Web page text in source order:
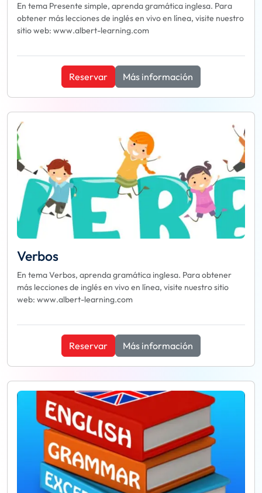
En tema Presente simple, aprenda gramática inglesa. Para
obtener más lecciones de inglés en vivo en línea, visite nuestro
sitio web: www.albert-learning.com
Reservar Más información
Verbos
En tema Verbos, aprenda gramática inglesa. Para obtener
más lecciones de inglés en vivo en línea, visite nuestro sitio
web: www.albert-learning.com
Reservar Más información